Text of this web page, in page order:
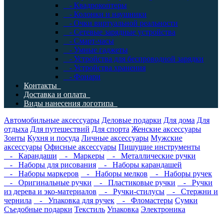
- Квадрокоптеры
- Колонки и наушники
- Очки виртуальной реальности
- Сетевые зарядные устройства
- Смарт-часы
- Умные гаджеты
- Устройства для беспроводной зарядки
- Устройства хранения
- Фонари
Контакты
Доставка и оплата
Виды нанесения логотипа
Автомобильные аксессуары Деловые подарки Для дома Для
отдыха Для путешествий Для спорта Женские аксессуары
Зонты Кухня и посуда Личные аксессуары Мужские
аксессуары Офисные аксессуары Пишущие инструменты
- Карандаши
- Маркеры
- Металлические ручки
- Наборы для рисования
- Наборы карандашей
- Наборы маркеров
- Наборы мелков
- Наборы ручек
- Оригинальные ручки
- Пластиковые ручки
- Ручки
из дерева и эко-материалов
- Ручки-стилусы
- Стержни и
чернила
- Упаковка для ручек - Фломастеры Сумки
Съедобные подарки Текстиль Упаковка Электроника